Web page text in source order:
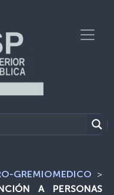
GREMIOMEDICO
>
A PERSONAS